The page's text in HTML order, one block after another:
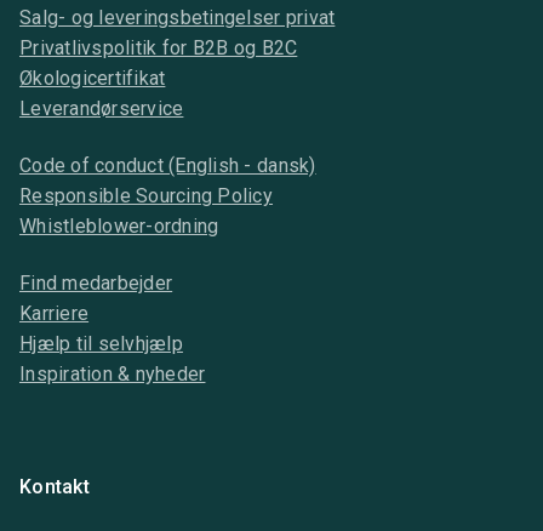
Salg- og leveringsbetingelser privat
Privatlivspolitik for B2B og B2C
Økologicertifikat
Leverandørservice
Code of conduct (English - dansk)
Responsible Sourcing Policy
Whistleblower-ordning
Find medarbejder
Karriere
Hjælp til selvhjælp
Inspiration & nyheder
Kontakt